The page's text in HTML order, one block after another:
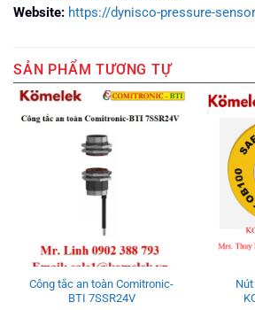
Website: https://dynisco-pressure-
SẢN PHẨM TƯƠNG TỰ
Công tắc an toàn Comitronic-
BTI 7SSR24V